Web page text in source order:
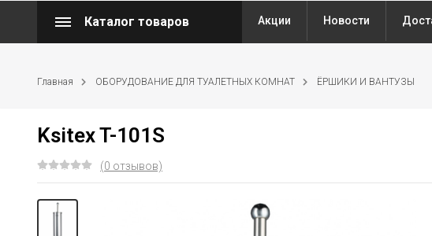
Каталог товаров Акции Новости
Главная ОБОРУДОВАНИЕ ДЛЯ ТУАЛЕТНЫХ КОМНАТ ЁРШИКИ И ВАНТУЗЫ
Ksitex T-101S
(0 отзывов)